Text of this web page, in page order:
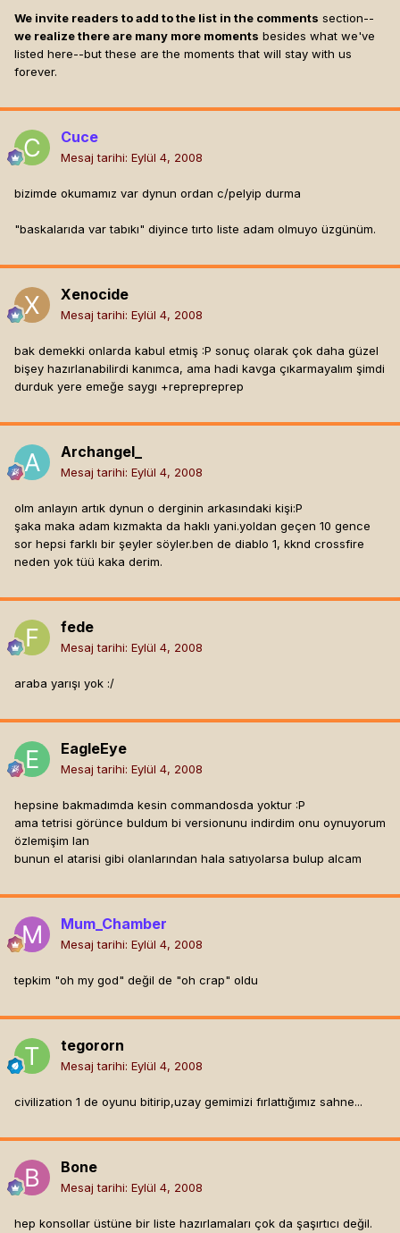
We invite readers to add to the list in the comments section--
we realize there are many more moments besides what we've
listed here--but these are the moments that will stay with us
forever.
Cuce
Mesaj tarihi: Eylül 4, 2008
bizimde okumamız var dynun ordan c/pelyip durma
"baskalarıda var tabıkı" diyince tırto liste adam olmuyo üzgünüm.
Xenocide
Mesaj tarihi: Eylül 4, 2008
bak demekki onlarda kabul etmiş :P sonuç olarak çok daha güzel
bişey hazırlanabilirdi kanımca, ama hadi kavga çıkarmayalım şimdi
durduk yere emeğe saygı +reprepreprep
Archangel_
Mesaj tarihi: Eylül 4, 2008
olm anlayın artık dynun o derginin arkasındaki kişi:P
şaka maka adam kızmakta da haklı yani.yoldan geçen 10 gence
sor hepsi farklı bir şeyler söyler.ben de diablo 1, kknd crossfire
neden yok tüü kaka derim.
fede
Mesaj tarihi: Eylül 4, 2008
araba yarışı yok :/
EagleEye
Mesaj tarihi: Eylül 4, 2008
hepsine bakmadımda kesin commandosda yoktur :P
ama tetrisi görünce buldum bi versionunu indirdim onu oynuyorum
özlemişim lan
bunun el atarisi gibi olanlarından hala satıyolarsa bulup alcam
Mum_Chamber
Mesaj tarihi: Eylül 4, 2008
tepkim "oh my god" değil de "oh crap" oldu
tegororn
Mesaj tarihi: Eylül 4, 2008
civilization 1 de oyunu bitirip,uzay gemimizi fırlattığımız sahne...
Bone
Mesaj tarihi: Eylül 4, 2008
hep konsollar üstüne bir liste hazırlamaları çok da şaşırtıcı değil.